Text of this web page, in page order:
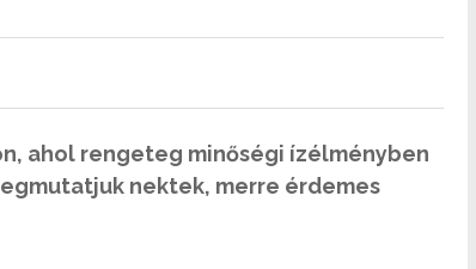
ahol rengeteg minőségi ízélményben
nektek, merre érdemes